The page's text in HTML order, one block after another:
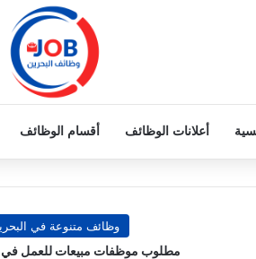
أعلانات الوظائف أقسام الوظائف
وظائف متنوعة في
مطلوب موظفات مبيعات للعمل